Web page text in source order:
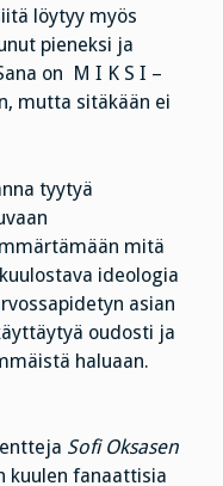
löytyy myös
pieneksi ja
on M I K S I –
mutta sitäkään ei
tyytyä
mitä
ideologia
asian
oudosti ja
haluaan.
Sofi Oksasen
kuulen fanaattisia